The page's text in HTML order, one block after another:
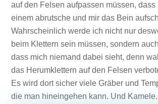
auf den Felsen aufpassen müssen, dass
einem abrutsche und mir das Bein
Wahrscheinlich werde ich nicht nur
beim Klettern sein müssen, sondern
dass mich niemand dabei sieht, denn
das Herumklettern auf den Felsen
Es wird dort sicher viele Gräber und
die man hineingehen kann. Und Kamele.